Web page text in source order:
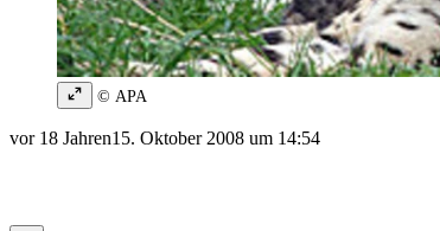
© APA
vor 18 Jahren15. Oktober 2008 um 14:54